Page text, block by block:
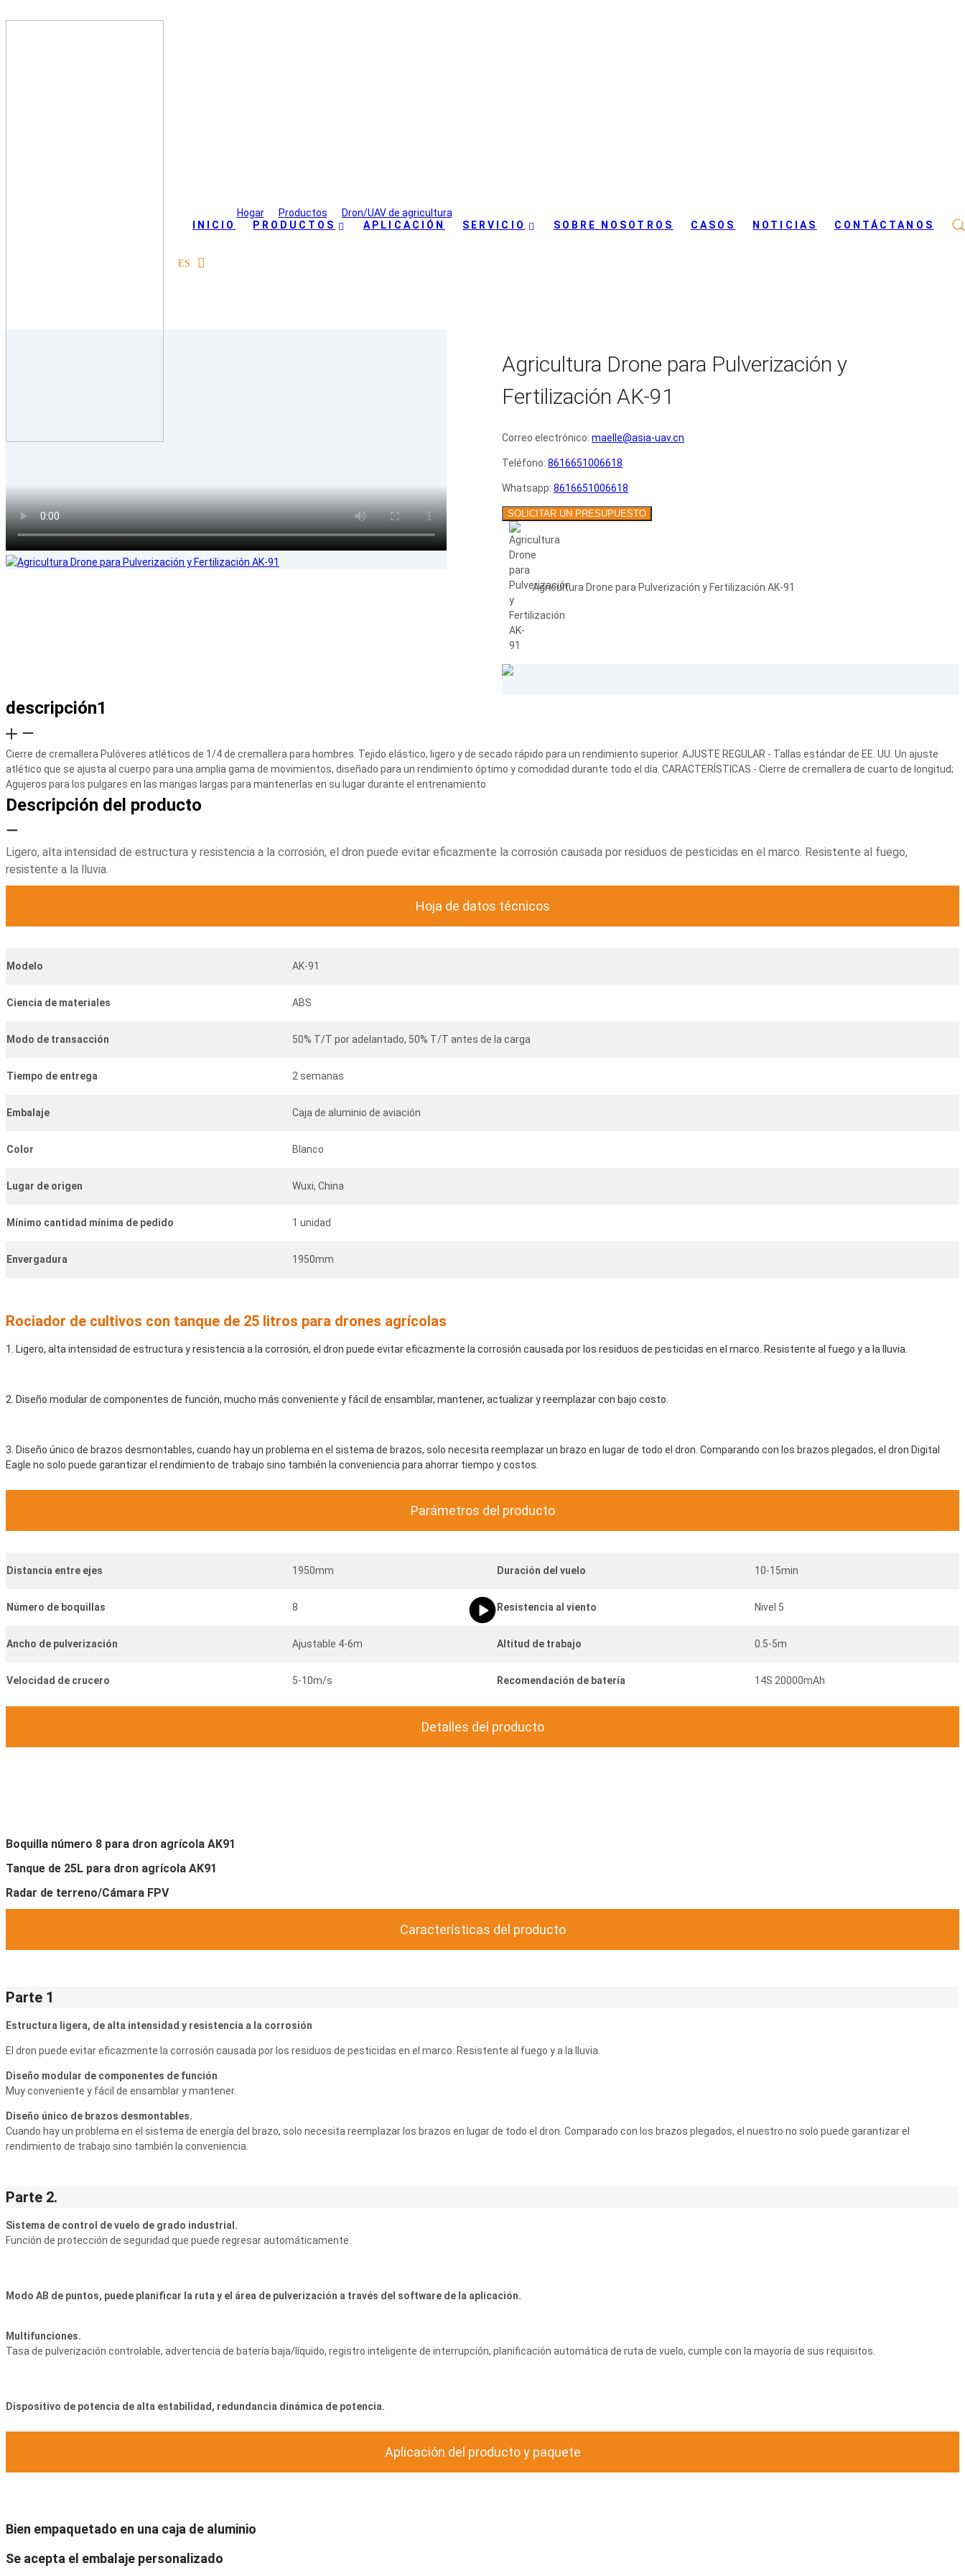
INICIO PRODUCTOS APLICACIÓN SERVICIO SOBRE NOSOTROS CASOS NOTICIAS CONTÁCTANOS
ES
Hogar> Productos Dron/UAV de agricultura>
Agricultura Drone para Pulverización y
Fertilización AK-91
Correo electrónico:maelle@asia-uav.cn
Teléfono:8616651006618
Whatsapp:8616651006618
SOLICITAR UN PRESUPUESTO
Agricultura Drone para Pulverización y Fertilización AK-91
descripción1
Cierre de cremallera Pulóveres atléticos de 1/4 de cremallera para hombres. Tejido elástico, ligero y de secado rápido para un rendimiento superior. AJUSTE REGULAR - Tallas estándar de EE. UU. Un ajuste
atlético que se ajusta al cuerpo para una amplia gama de movimientos, diseñado para un rendimiento óptimo y comodidad durante todo el día. CARACTERÍSTICAS - Cierre de cremallera de cuarto de longitud;
Agujeros para los pulgares en las mangas largas para mantenerlas en su lugar durante el entrenamiento
Descripción del producto
Ligero, alta intensidad de estructura y resistencia a la corrosión, el dron puede evitar eficazmente la corrosión causada por residuos de pesticidas en el marco. Resistente al fuego,
resistente a la lluvia.
Hoja de datos técnicos
Modelo AK-91
Ciencia de materiales ABS
Modo de transacción 50% T/T por adelantado, 50% T/T antes de la carga
Tiempo de entrega 2 semanas
Embalaje Caja de aluminio de aviación
Color Blanco
Lugar de origen Wuxi, China
Mínimo cantidad mínima de pedido 1 unidad
Envergadura 1950mm
Rociador de cultivos con tanque de 25 litros para drones agrícolas
1. Ligero, alta intensidad de estructura y resistencia a la corrosión, el dron puede evitar eficazmente la corrosión causada por los residuos de pesticidas en el marco. Resistente al fuego y a la lluvia.
2. Diseño modular de componentes de función, mucho más conveniente y fácil de ensamblar, mantener, actualizar y reemplazar con bajo costo.
3. Diseño único de brazos desmontables, cuando hay un problema en el sistema de brazos, solo necesita reemplazar un brazo en lugar de todo el dron. Comparando con los brazos plegados, el dron Digital
Eagle no solo puede garantizar el rendimiento de trabajo sino también la conveniencia para ahorrar tiempo y costos.
Parámetros del producto
Distancia entre ejes 1950mm Duración del vuelo 10-15min
Número de boquillas 8 Resistencia al viento Nivel 5
Ancho de pulverización Ajustable 4-6m Altitud de trabajo 0.5-5m
Velocidad de crucero 5-10m/s Recomendación de batería 14S 20000mAh
Detalles del producto
Boquilla número 8 para dron agrícola AK91
Tanque de 25L para dron agrícola AK91
Radar de terreno/Cámara FPV
Características del producto
Parte 1
Estructura ligera, de alta intensidad y resistencia a la corrosión
El dron puede evitar eficazmente la corrosión causada por los residuos de pesticidas en el marco. Resistente al fuego y a la lluvia.
Diseño modular de componentes de función
Muy conveniente y fácil de ensamblar y mantener.
Diseño único de brazos desmontables.
Cuando hay un problema en el sistema de energía del brazo, solo necesita reemplazar los brazos en lugar de todo el dron. Comparado con los brazos plegados, el nuestro no solo puede garantizar el
rendimiento de trabajo sino también la conveniencia.
Parte 2.
Sistema de control de vuelo de grado industrial.
Función de protección de seguridad que puede regresar automáticamente.
Modo AB de puntos, puede planificar la ruta y el área de pulverización a través del software de la aplicación.
Multifunciones.
Tasa de pulverización controlable, advertencia de batería baja/líquido, registro inteligente de interrupción, planificación automática de ruta de vuelo, cumple con la mayoría de sus requisitos.
Dispositivo de potencia de alta estabilidad, redundancia dinámica de potencia.
Aplicación del producto y paquete
Bien empaquetado en una caja de aluminio
Se acepta el embalaje personalizado